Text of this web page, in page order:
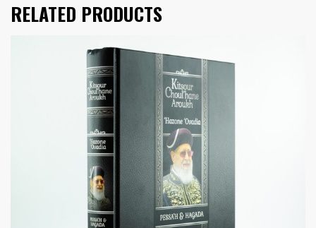
RELATED PRODUCTS